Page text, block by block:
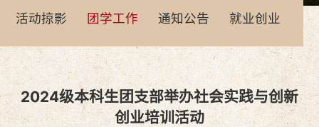
活动掠影 团学工作 通知公告 就业创业
2024级本科生团支部举办社会实践与创新
创业培训活动